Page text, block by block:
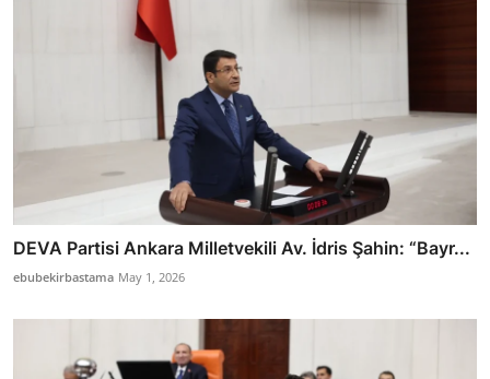
DEVA Partisi Ankara Milletvekili Av. İdris Şahin: “Bayr...
ebubekirbastama May 1, 2026